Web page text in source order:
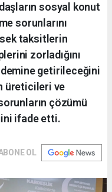
sosyal konut
sorunlarını
taksitlerin
zorladığını
getirileceğini
üreticileri ve
çözümü
ifade etti.
OL